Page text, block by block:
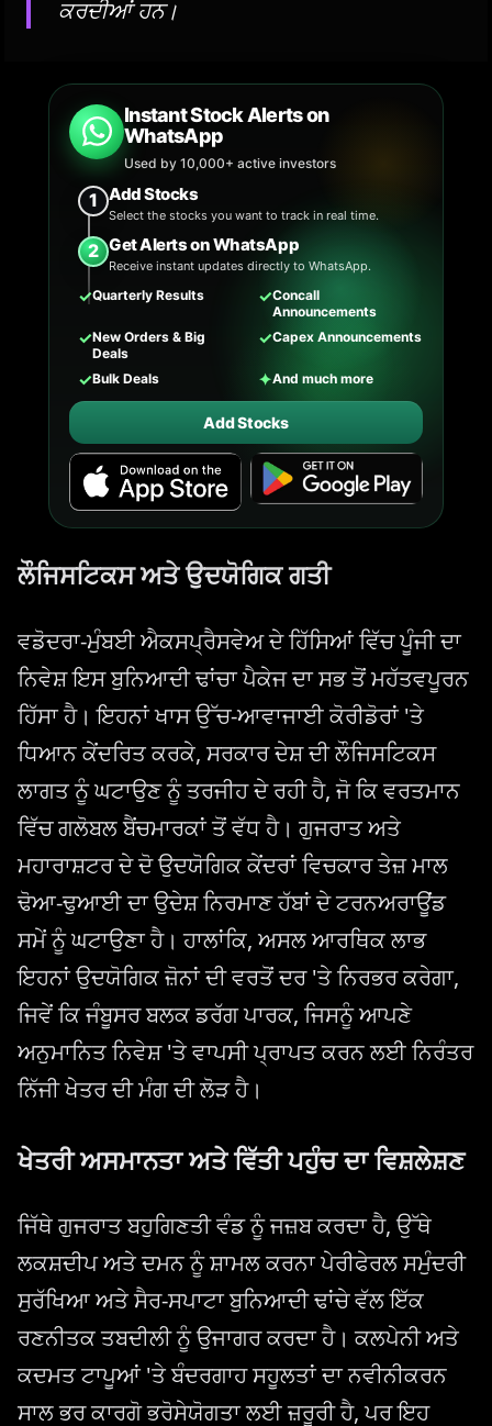
ਕਰਦੀਆਂ ਹਨ।
Instant Stock Alerts on
WhatsApp
Used by 10,000+ active investors
1 Add Stocks
Select the stocks you want to track in real time.
2 Get Alerts on WhatsApp
Receive instant updates directly to WhatsApp.
✓Quarterly Results ✓Concall
Announcements
✓New Orders & Big
Deals
✓Capex Announcements
✓Bulk Deals ✦And much more
Add Stocks
ਲੌਜਿਸਟਿਕਸ ਅਤੇ ਉਦਯੋਗਿਕ ਗਤੀ
ਵਡੋਦਰਾ-ਮੁੰਬਈ ਐਕਸਪ੍ਰੈਸਵੇਅ ਦੇ ਹਿੱਸਿਆਂ ਵਿੱਚ ਪੂੰਜੀ ਦਾ
ਨਿਵੇਸ਼ ਇਸ ਬੁਨਿਆਦੀ ਢਾਂਚਾ ਪੈਕੇਜ ਦਾ ਸਭ ਤੋਂ ਮਹੱਤਵਪੂਰਨ
ਹਿੱਸਾ ਹੈ। ਇਹਨਾਂ ਖਾਸ ਉੱਚ-ਆਵਾਜਾਈ ਕੋਰੀਡੋਰਾਂ 'ਤੇ
ਧਿਆਨ ਕੇਂਦਰਿਤ ਕਰਕੇ, ਸਰਕਾਰ ਦੇਸ਼ ਦੀ ਲੌਜਿਸਟਿਕਸ
ਲਾਗਤ ਨੂੰ ਘਟਾਉਣ ਨੂੰ ਤਰਜੀਹ ਦੇ ਰਹੀ ਹੈ, ਜੋ ਕਿ ਵਰਤਮਾਨ
ਵਿੱਚ ਗਲੋਬਲ ਬੈਂਚਮਾਰਕਾਂ ਤੋਂ ਵੱਧ ਹੈ। ਗੁਜਰਾਤ ਅਤੇ
ਮਹਾਰਾਸ਼ਟਰ ਦੇ ਦੋ ਉਦਯੋਗਿਕ ਕੇਂਦਰਾਂ ਵਿਚਕਾਰ ਤੇਜ਼ ਮਾਲ
ਢੋਆ-ਢੁਆਈ ਦਾ ਉਦੇਸ਼ ਨਿਰਮਾਣ ਹੱਬਾਂ ਦੇ ਟਰਨਅਰਾਊਂਡ
ਸਮੇਂ ਨੂੰ ਘਟਾਉਣਾ ਹੈ। ਹਾਲਾਂਕਿ, ਅਸਲ ਆਰਥਿਕ ਲਾਭ
ਇਹਨਾਂ ਉਦਯੋਗਿਕ ਜ਼ੋਨਾਂ ਦੀ ਵਰਤੋਂ ਦਰ 'ਤੇ ਨਿਰਭਰ ਕਰੇਗਾ,
ਜਿਵੇਂ ਕਿ ਜੰਬੂਸਰ ਬਲਕ ਡਰੱਗ ਪਾਰਕ, ਜਿਸਨੂੰ ਆਪਣੇ
ਅਨੁਮਾਨਿਤ ਨਿਵੇਸ਼ 'ਤੇ ਵਾਪਸੀ ਪ੍ਰਾਪਤ ਕਰਨ ਲਈ ਨਿਰੰਤਰ
ਨਿੱਜੀ ਖੇਤਰ ਦੀ ਮੰਗ ਦੀ ਲੋੜ ਹੈ।
ਖੇਤਰੀ ਅਸਮਾਨਤਾ ਅਤੇ ਵਿੱਤੀ ਪਹੁੰਚ ਦਾ ਵਿਸ਼ਲੇਸ਼ਣ
ਜਿੱਥੇ ਗੁਜਰਾਤ ਬਹੁਗਿਣਤੀ ਵੰਡ ਨੂੰ ਜਜ਼ਬ ਕਰਦਾ ਹੈ, ਉੱਥੇ
ਲਕਸ਼ਦੀਪ ਅਤੇ ਦਮਨ ਨੂੰ ਸ਼ਾਮਲ ਕਰਨਾ ਪੇਰੀਫੇਰਲ ਸਮੁੰਦਰੀ
ਸੁਰੱਖਿਆ ਅਤੇ ਸੈਰ-ਸਪਾਟਾ ਬੁਨਿਆਦੀ ਢਾਂਚੇ ਵੱਲ ਇੱਕ
ਰਣਨੀਤਕ ਤਬਦੀਲੀ ਨੂੰ ਉਜਾਗਰ ਕਰਦਾ ਹੈ। ਕਲਪੇਨੀ ਅਤੇ
ਕਦਮਤ ਟਾਪੂਆਂ 'ਤੇ ਬੰਦਰਗਾਹ ਸਹੂਲਤਾਂ ਦਾ ਨਵੀਨੀਕਰਨ
ਸਾਲ ਭਰ ਕਾਰਗੋ ਭਰੋਸੇਯੋਗਤਾ ਲਈ ਜ਼ਰੂਰੀ ਹੈ, ਪਰ ਇਹ